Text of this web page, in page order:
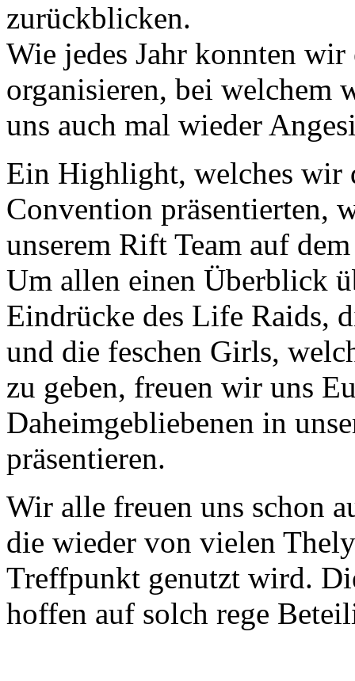
zurückblicken.
Wie jedes Jahr konnten
organisieren, bei welchem
uns auch mal wieder
Ein Highlight, welches wir
Convention präsentierten,
unserem Rift Team auf
Um allen einen Überblick
Eindrücke des Life Raids,
und die feschen Girls,
zu geben, freuen wir uns
Daheimgebliebenen in
präsentieren.
Wir alle freuen uns schon
die wieder von vielen
Treffpunkt genutzt wird.
hoffen auf solch rege